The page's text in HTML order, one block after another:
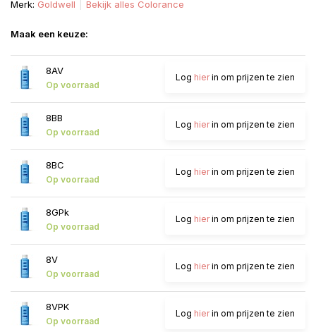
Merk: Goldwell Bekijk alles Colorance
Maak een keuze:
8AV
Op voorraad
Log hierin om prijzen te zien
8BB
Op voorraad
Log hierin om prijzen te zien
8BC
Op voorraad
Log hierin om prijzen te zien
8GPk
Op voorraad
Log hierin om prijzen te zien
8V
Op voorraad
Log hierin om prijzen te zien
8VPK
Op voorraad
Log hierin om prijzen te zien